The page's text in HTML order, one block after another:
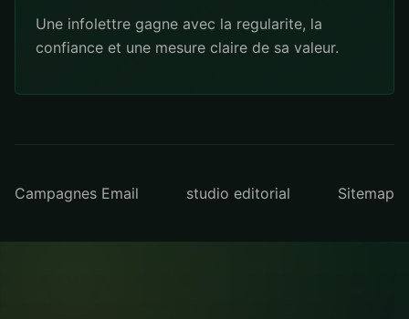
Une infolettre gagne avec la regularite, la
confiance et une mesure claire de sa valeur.
Campagnes Email studio editorial Sitemap